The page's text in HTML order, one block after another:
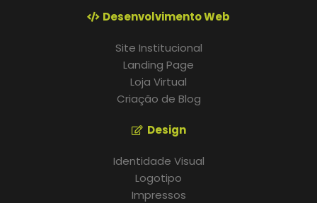
Desenvolvimento Web
Site Institucional
Landing Page
Loja Virtual
Criação de Blog
Design
Identidade Visual
Logotipo
Impressos